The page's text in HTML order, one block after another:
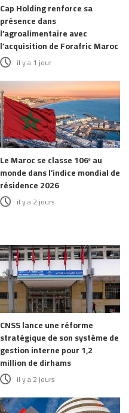
Cap Holding renforce sa
présence dans
l’agroalimentaire avec
l’acquisition de Forafric Maroc
il y a 1 jour
Le Maroc se classe 106ᵉ au
monde dans l’indice mondial de
résidence 2026
il y a 2 jours
CNSS lance une réforme
stratégique de son système de
gestion interne pour 1,2
million de dirhams
il y a 2 jours